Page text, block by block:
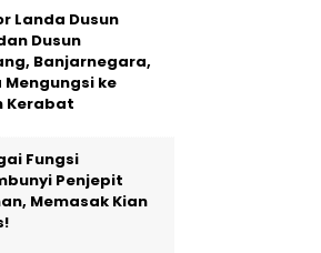
Landa Dusun
Dusun
Banjarnegara,
Mengungsi ke
Kerabat
Fungsi
Penjepit
Memasak Kian